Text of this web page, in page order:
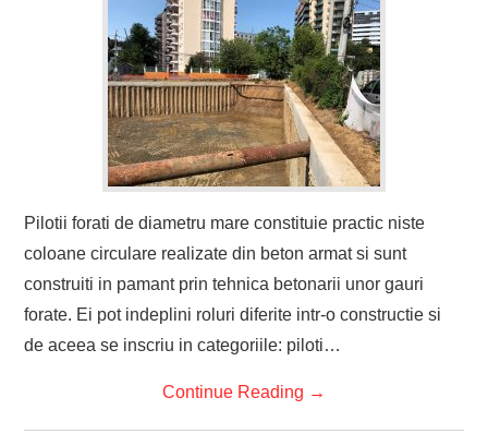
Pilotii forati de diametru mare constituie practic niste
coloane circulare realizate din beton armat si sunt
construiti in pamant prin tehnica betonarii unor gauri
forate. Ei pot indeplini roluri diferite intr-o constructie si
de aceea se inscriu in categoriile: piloti…
Continue Reading →